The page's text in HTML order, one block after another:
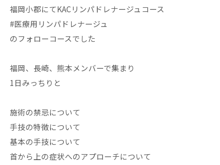
福岡小郡にてKACリンパドレナージュコース
#医療用リンパドレナージュ
のフォローコースでした
福岡、長崎、熊本メンバーで集まり
1日みっちりと
施術の禁忌について
手技の特徴について
基本の手技について
首から上の症状へのアプローチについて